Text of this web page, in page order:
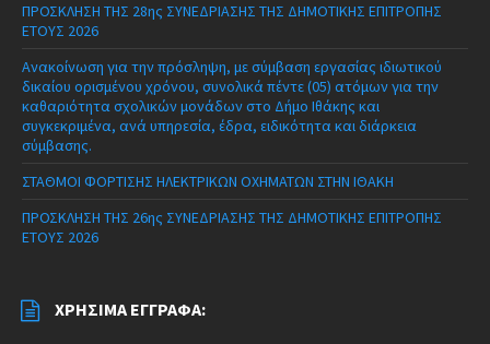
ΠΡΟΣΚΛΗΣΗ ΤΗΣ 28ης ΣΥΝΕΔΡΙΑΣΗΣ ΤΗΣ ΔΗΜΟΤΙΚΗΣ ΕΠΙΤΡΟΠΗΣ
ΕΤΟΥΣ 2026
Ανακοίνωση για την πρόσληψη, με σύμβαση εργασίας ιδιωτικού
δικαίου ορισμένου χρόνου, συνολικά πέντε (05) ατόμων για την
καθαριότητα σχολικών μονάδων στο Δήμο Ιθάκης και
συγκεκριμένα, ανά υπηρεσία, έδρα, ειδικότητα και διάρκεια
σύμβασης.
ΣΤΑΘΜΟΙ ΦΟΡΤΙΣΗΣ ΗΛΕΚΤΡΙΚΩΝ ΟΧΗΜΑΤΩΝ ΣΤΗΝ ΙΘΑΚΗ
ΠΡΟΣΚΛΗΣΗ ΤΗΣ 26ης ΣΥΝΕΔΡΙΑΣΗΣ ΤΗΣ ΔΗΜΟΤΙΚΗΣ ΕΠΙΤΡΟΠΗΣ
ΕΤΟΥΣ 2026
ΧΡΉΣΙΜΑ ΈΓΓΡΑΦΑ: